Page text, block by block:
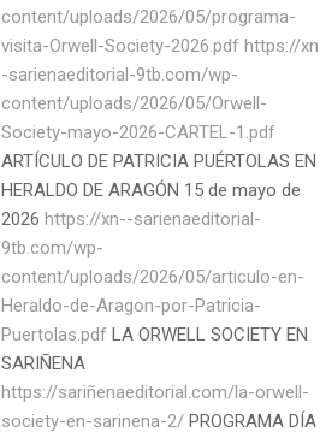
content/uploads/2026/05/programa-
visita-Orwell-Society-2026.pdf https://
-sarienaeditorial-9tb.com/wp-
content/uploads/2026/05/Orwell-
Society-mayo-2026-CARTEL-1.pdf
ARTÍCULO DE PATRICIA PUÉRTOLAS EN
HERALDO DE ARAGÓN 15 de mayo de
2026 https://xn--sarienaeditorial-
9tb.com/wp-
content/uploads/2026/05/articulo-en-
Heraldo-de-Aragon-por-Patricia-
Puertolas.pdf LA ORWELL SOCIETY EN
SARIÑENA
https://sariñenaeditorial.com/la-orwell-
society-en-sarinena-2/ PROGRAMA DÍA